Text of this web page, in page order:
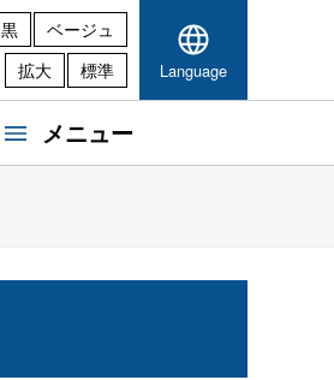
黒
ベージュ
拡大 標準 Language
メニュー